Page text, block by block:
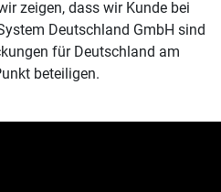
zeigen, dass wir Kunde bei
Deutschland GmbH sind
für Deutschland am
beteiligen.